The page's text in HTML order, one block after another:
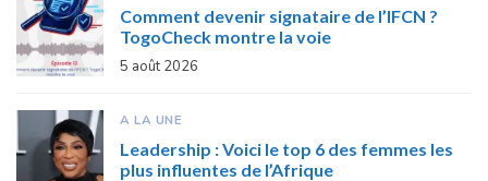
Comment devenir signataire de l’IFCN ?
TogoCheck montre la voie
5 août 2026
A LA UNE
Leadership : Voici le top 6 des femmes les
plus influentes de l’Afrique